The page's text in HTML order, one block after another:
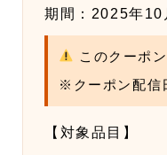
期間：2025年10
このクーポ
※クーポン配信
【対象品目】